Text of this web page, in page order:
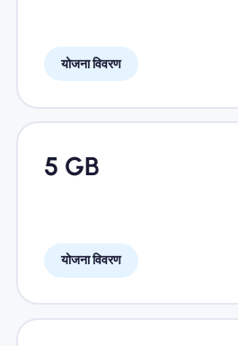
योजना विवरण
5 GB
योजना विवरण